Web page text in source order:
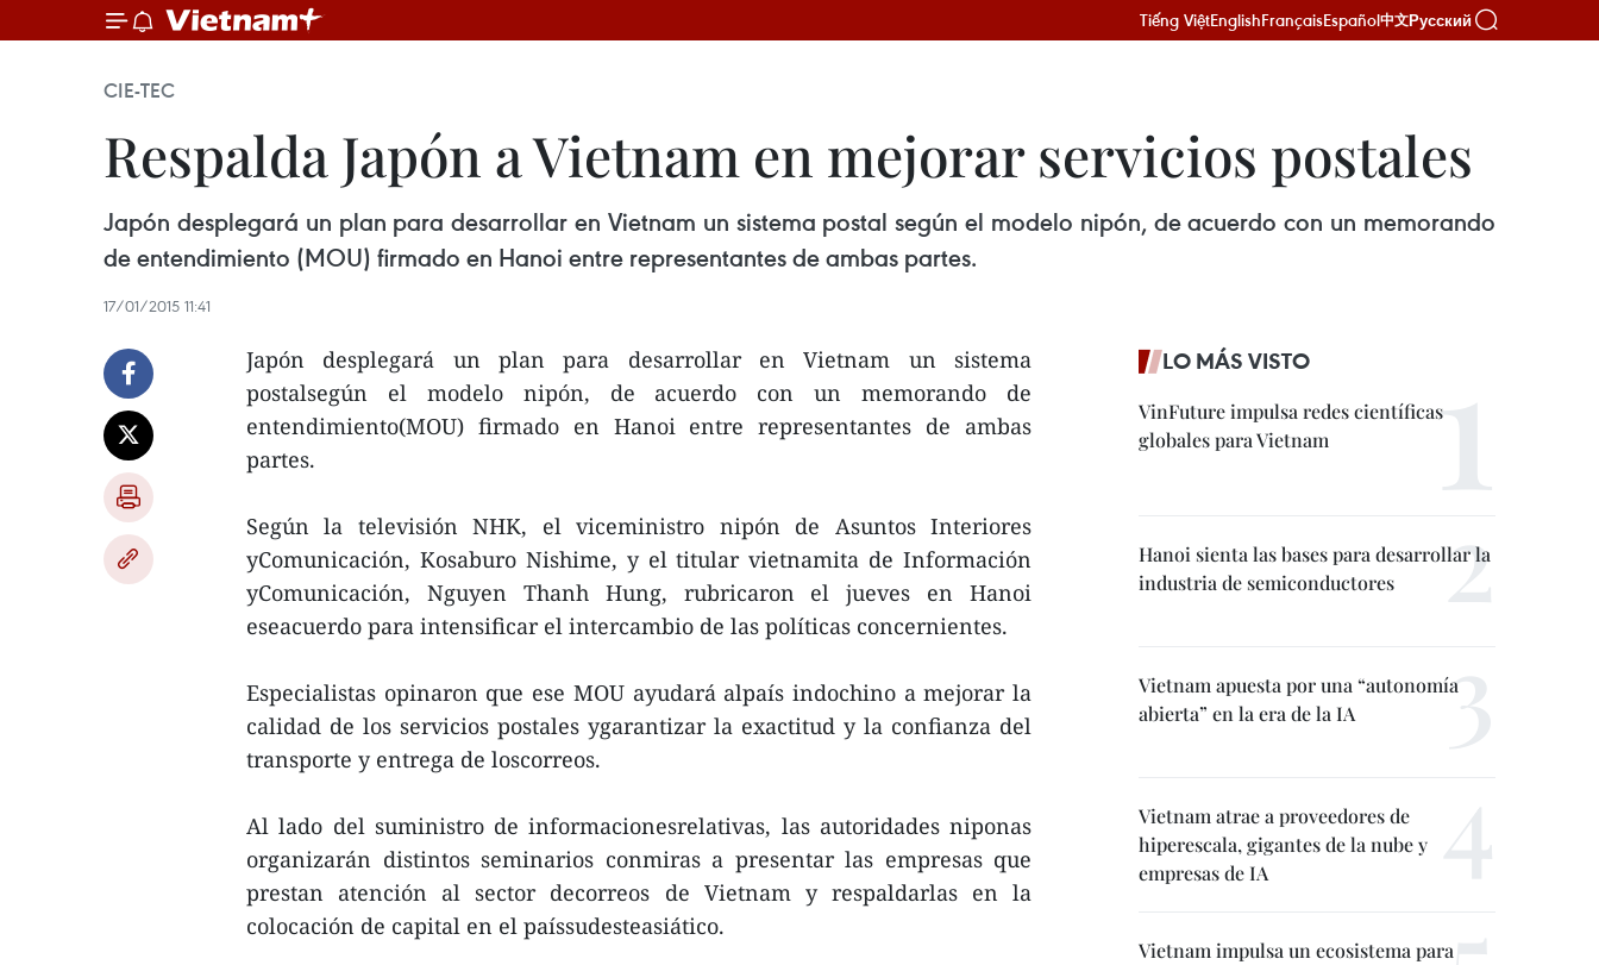
Tiếng ViệtEnglishFrançaisEspañol中文Русский
CIE-TEC
Respalda Japón a Vietnam en mejorar servicios postales
Japón desplegará un plan para desarrollar en Vietnam un sistema postal según el modelo nipón, de acuerdo con un memorando
de entendimiento (MOU) firmado en Hanoi entre representantes de ambas partes.
17/01/2015 11:41
Japón desplegará un plan para desarrollar en Vietnam un sistema
postalsegún el modelo nipón, de acuerdo con un memorando de
entendimiento(MOU) firmado en Hanoi entre representantes de ambas
partes.
Según la televisión NHK, el viceministro nipón de Asuntos Interiores
yComunicación, Kosaburo Nishime, y el titular vietnamita de Información
yComunicación, Nguyen Thanh Hung, rubricaron el jueves en Hanoi
eseacuerdo para intensificar el intercambio de las políticas concernientes.
Especialistas opinaron que ese MOU ayudará alpaís indochino a mejorar la
calidad de los servicios postales ygarantizar la exactitud y la confianza del
transporte y entrega de loscorreos.
Al lado del suministro de informacionesrelativas, las autoridades niponas
organizarán distintos seminarios conmiras a presentar las empresas que
prestan atención al sector decorreos de Vietnam y respaldarlas en la
colocación de capital en el paíssudesteasiático.
LO MÁS VISTO
VinFuture impulsa redes científicas
globales para Vietnam
Hanoi sienta las bases para desarrollar la
industria de semiconductores
Vietnam apuesta por una “autonomía
abierta” en la era de la IA
Vietnam atrae a proveedores de
hiperescala, gigantes de la nube y
empresas de IA
Vietnam impulsa un ecosistema para